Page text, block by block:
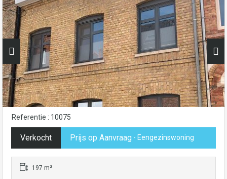
Referentie : 10075
Verkocht Prijs op Aanvraag - Eengezinswoning
197 m²